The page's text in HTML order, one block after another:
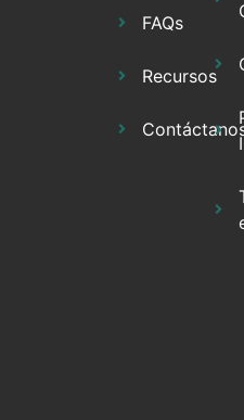
FAQs
Recursos